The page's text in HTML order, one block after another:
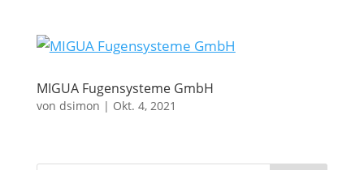
MIGUA Fugensysteme GmbH
von dsimon | Okt. 4, 2021